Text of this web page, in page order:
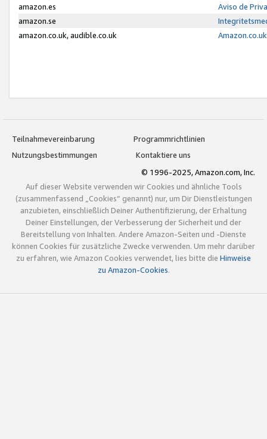
amazon.es
Aviso de
amazon.se
amazon.co.uk, audible.co.uk
Teilnahmevereinbarung
Programmrichtlinien
Nutzungsbestimmungen
Kontaktiere uns
© 1996-2025, Amazon.com, Inc.
Auf dieser Website verwenden wir Cookies und ähnliche Tools
(zusammenfassend „Cookies“ genannt) nur, um Dir Dienstleistungen
anzubieten, einschließlich Deiner Authentifizierung, der Erhaltung
Deiner Einstellungen, der Verbesserung der Sicherheit und der
Bereitstellung von Inhalten. Andere Amazon-Seiten und -Dienste
können Cookies für zusätzliche Zwecke verwenden. Um mehr darüber
zu erfahren, wie Amazon Cookies verwendet, lies bitte die Hinweise
zu Amazon-Cookies.